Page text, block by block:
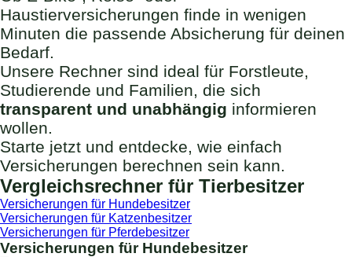
Haustierversicherungen finde in wenigen
Minuten die passende Absicherung für deinen
Bedarf.
Unsere Rechner sind ideal für Forstleute,
Studierende und Familien, die sich
transparent und unabhängig informieren
wollen.
Starte jetzt und entdecke, wie einfach
Versicherungen berechnen sein kann.
Vergleichsrechner für Tierbesitzer
Versicherungen für Hundebesitzer
Versicherungen für Katzenbesitzer
Versicherungen für Pferdebesitzer
Versicherungen für Hundebesitzer